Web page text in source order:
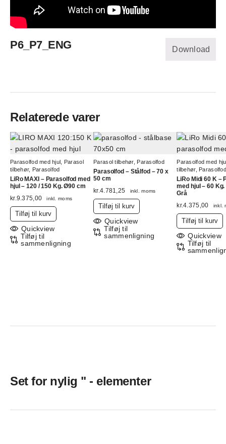
P6_P7_ENG Download
Relaterede varer
Parasolfod med hjul
Parasol
tilbehør, Parasolfod
LiRo MAXI – Parasolfod med
hjul – 120 / 150 Kg. Ø90 cm
kr.9.375,00 inkl. moms
Tilføj til kurv
Quickview
Tilføj til
sammenligning
Parasol tilbehør, Parasolfod
Parasolfod – Stålfod – 70 x
50 cm
kr.4.781,25 inkl. moms
Tilføj til kurv
Quickview
Tilføj til
sammenligning
Parasolfod med
tilbehør, Parasolfod
LiRo Midi 60 K –
med hjul – 60
Grå
kr.4.375,00 inkl.
Tilføj til kurv
Quickview
Tilføj til
Set for nylig " - elementer